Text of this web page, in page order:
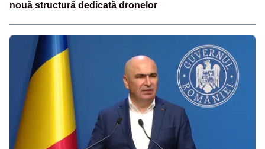
nouă structură dedicată dronelor